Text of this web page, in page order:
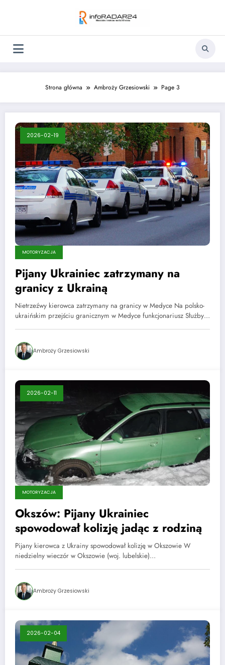
Strona główna Ambroży Grzesiowski Page 3
2026-02-19
MOTORYZACJA
Pijany Ukrainiec zatrzymany na
granicy z Ukrainą
Nietrzeźwy kierowca zatrzymany na granicy w Medyce Na polsko-
ukraińskim przejściu granicznym w Medyce funkcjonariusz Służby…
Ambroży Grzesiowski
2026-02-11
MOTORYZACJA
Okszów: Pijany Ukrainiec
spowodował kolizję jadąc z rodziną
Pijany kierowca z Ukrainy spowodował kolizję w Okszowie W
niedzielny wieczór w Okszowie (woj. lubelskie)…
Ambroży Grzesiowski
2026-02-04